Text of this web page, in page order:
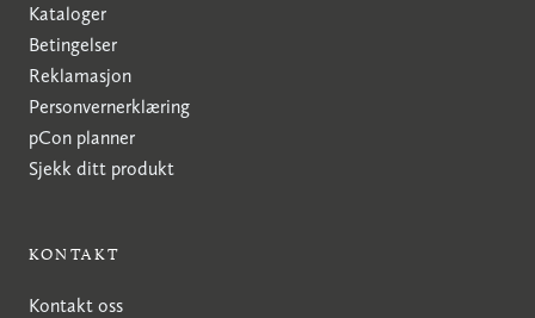
Kataloger
Betingelser
Reklamasjon
Personvernerklæring
pCon planner
Sjekk ditt produkt
KONTAKT
Kontakt oss